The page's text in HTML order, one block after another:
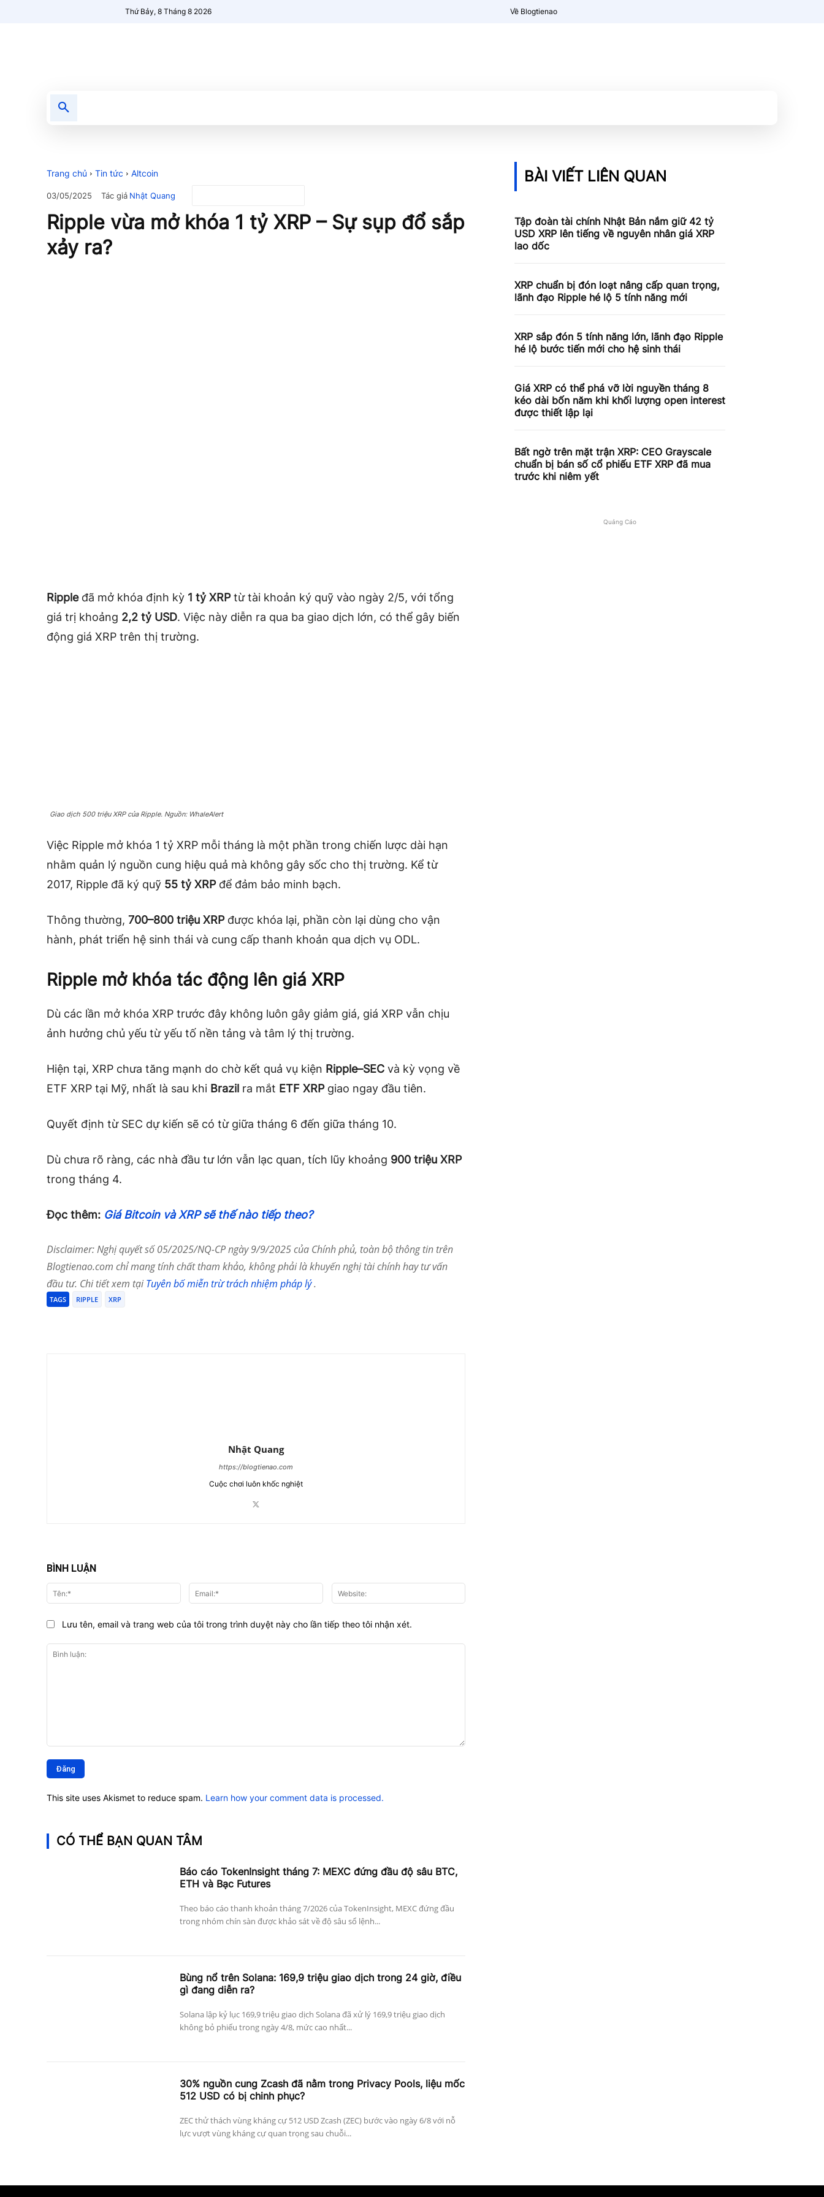
Thứ Bảy, 8 Tháng 8 2026 Về Blogtienao
Trang chủ Tin tức Altcoin
03/05/2025 Tác giả Nhật Quang
Ripple vừa mở khóa 1 tỷ XRP – Sự sụp đổ sắp
xảy ra?
Rippleđã mở khóa định kỳ 1 tỷ XRPtừ tài khoản ký quỹ vào ngày 2/5, với tổng
giá trị khoảng 2,2 tỷ USD. Việc này diễn ra qua ba giao dịch lớn, có thể gây biến
động giá XRP trên thị trường.
Giao dịch 500 triệu XRP của Ripple. Nguồn: WhaleAlert
Việc Ripple mở khóa 1 tỷ XRP mỗi tháng là một phần trong chiến lược dài hạn
nhằm quản lý nguồn cung hiệu quả mà không gây sốc cho thị trường. Kể từ
2017, Ripple đã ký quỹ 55 tỷ XRPđể đảm bảo minh bạch.
Thông thường, 700–800 triệu XRPđược khóa lại, phần còn lại dùng cho vận
hành, phát triển hệ sinh thái và cung cấp thanh khoản qua dịch vụ ODL.
Ripple mở khóa tác động lên giá XRP
Dù các lần mở khóa XRP trước đây không luôn gây giảm giá, giá XRP vẫn chịu
ảnh hưởng chủ yếu từ yếu tố nền tảng và tâm lý thị trường.
Hiện tại, XRP chưa tăng mạnh do chờ kết quả vụ kiện Ripple–SEC và kỳ vọng về
ETF XRP tại Mỹ, nhất là sau khi Brazil ra mắt ETF XRPgiao ngay đầu tiên.
Quyết định từ SEC dự kiến sẽ có từ giữa tháng 6 đến giữa tháng 10.
Dù chưa rõ ràng, các nhà đầu tư lớn vẫn lạc quan, tích lũy khoảng 900 triệu XRP
trong tháng 4.
Đọc thêm: Giá Bitcoin và XRP sẽ thế nào tiếp theo?
Disclaimer: Nghị quyết số 05/2025/NQ-CP ngày 9/9/2025 của Chính phủ, toàn bộ thông tin trên
Blogtienao.com chỉ mang tính chất tham khảo, không phải là khuyến nghị tài chính hay tư vấn
đầu tư. Chi tiết xem tạiTuyên bố miễn trừ trách nhiệm pháp lý.
TAGS RIPPLE XRP
Nhật Quang
https://blogtienao.com
Cuộc chơi luôn khốc nghiệt
BÌNH LUẬN
luận:
Tên:* Email:*
Lưu tên, email và trang web của tôi trong trình duyệt này cho lần tiếp theo tôi nhận xét.
This site uses Akismet to reduce spam. Learn how your comment data is processed.
CÓ THỂ BẠN QUAN TÂM
Báo cáo TokenInsight tháng 7: MEXC đứng đầu độ sâu BTC,
ETH và Bạc Futures
Theo báo cáo thanh khoản tháng 7/2026 của TokenInsight, MEXC đứng đầu
trong nhóm chín sàn được khảo sát về độ sâu sổ lệnh...
Bùng nổ trên Solana: 169,9 triệu giao dịch trong 24 giờ, điều
gì đang diễn ra?
Solana lập kỷ lục 169,9 triệu giao dịch Solana đã xử lý 169,9 triệu giao dịch
không bỏ phiếu trong ngày 4/8, mức cao nhất...
30% nguồn cung Zcash đã nằm trong Privacy Pools, liệu mốc
512 USD có bị chinh phục?
ZEC thử thách vùng kháng cự 512 USD Zcash (ZEC) bước vào ngày 6/8 với nỗ
lực vượt vùng kháng cự quan trọng sau chuỗi...
BÀI VIẾT LIÊN QUAN
Tập đoàn tài chính Nhật Bản nắm giữ 42 tỷ
USD XRP lên tiếng về nguyên nhân giá XRP
lao dốc
XRP chuẩn bị đón loạt nâng cấp quan trọng,
lãnh đạo Ripple hé lộ 5 tính năng mới
XRP sắp đón 5 tính năng lớn, lãnh đạo Ripple
hé lộ bước tiến mới cho hệ sinh thái
Giá XRP có thể phá vỡ lời nguyền tháng 8
kéo dài bốn năm khi khối lượng open interest
được thiết lập lại
Bất ngờ trên mặt trận XRP: CEO Grayscale
chuẩn bị bán số cổ phiếu ETF XRP đã mua
trước khi niêm yết
Quảng Cáo